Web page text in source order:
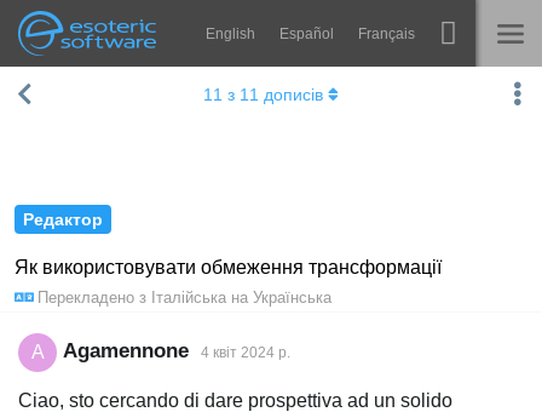
Esoteric Software
Навігація English Español Français
ГОЛОВНА Spine
Навчання
Запитання
Спробувати
Редактор
Як використовувати обмеження трансформації
Перекладено з Італійська на Українська
11 з 11 дописів
A Agamennone 4 квiт 2024 р.
Ciao, sto cercando di dare prospettiva ad un solido